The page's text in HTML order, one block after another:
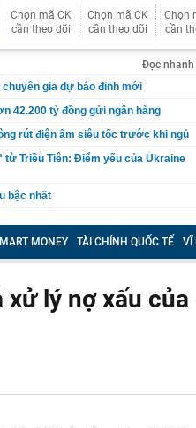
Chọn mã CK
cần theo dõi
Chọn mã CK
cần theo dõi
Chọn
cần
Đọc nhanh
gia dự báo đỉnh mới
42.200 tỷ đồng gửi ngân hàng
rút điện ấm siêu tốc trước khi ngủ
Triều Tiên: Điểm yếu của Ukraine
bậc nhất
núi Tam Đảo
và Vi Thị Hòe SN 2004
500.000 người: Sức gió tới
Lời khuyên khiến nhiều cha mẹ
MONEY TÀI CHÍNH QUỐC TẾ VĨ
lý nợ xấu của